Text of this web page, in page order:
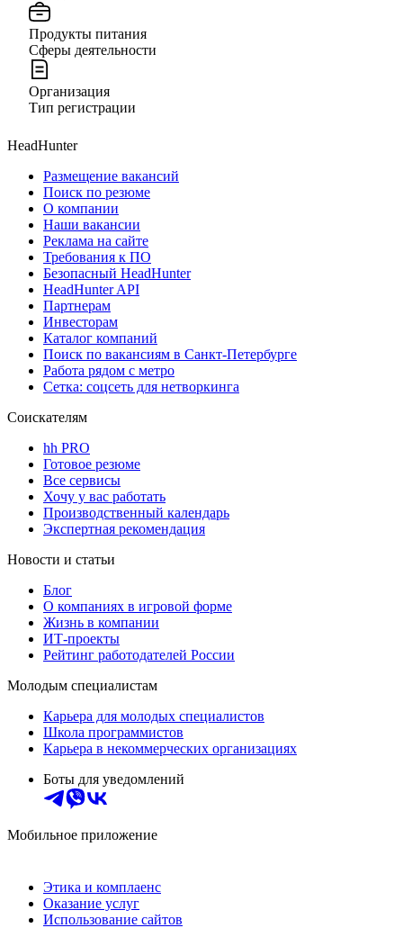
Продукты питания
Сферы деятельности
Организация
Тип регистрации
HeadHunter
Размещение вакансий
Поиск по резюме
О компании
Наши вакансии
Реклама на сайте
Требования к ПО
Безопасный HeadHunter
HeadHunter API
Партнерам
Инвесторам
Каталог компаний
Поиск по вакансиям в Санкт-Петербурге
Работа рядом с метро
Сетка: соцсеть для нетворкинга
Соискателям
hh PRO
Готовое резюме
Все сервисы
Хочу у вас работать
Производственный календарь
Экспертная рекомендация
Новости и статьи
Блог
О компаниях в игровой форме
Жизнь в компании
ИТ-проекты
Рейтинг работодателей России
Молодым специалистам
Карьера для молодых специалистов
Школа программистов
Карьера в некоммерческих организациях
Боты для уведомлений
Мобильное приложение
Этика и комплаенс
Оказание услуг
Использование сайтов